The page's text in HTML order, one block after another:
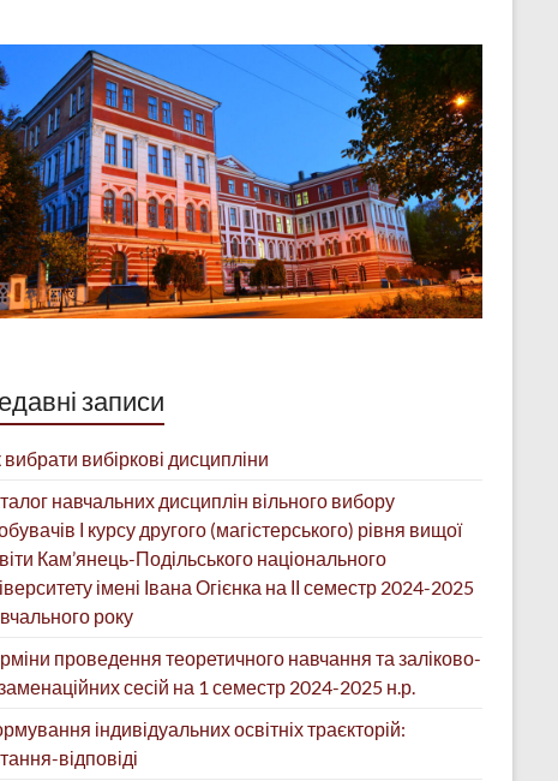
записи
вибрати вибіркові дисципліни
навчальних дисциплін вільного вибору
І курсу другого (магістерського) рівня вищої
Кам’янець-Подільського національного
імені Івана Огієнка на ІІ семестр 2024-2025
року
проведення теоретичного навчання та заліково-
сесій на 1 семестр 2024-2025 н.р.
індивідуальних освітніх траєкторій:
відповіді